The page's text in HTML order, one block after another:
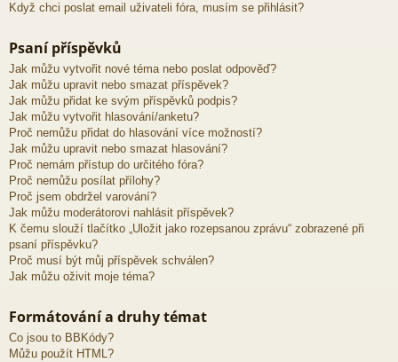
Když chci poslat email uživateli fóra, musím se přihlásit?
Psaní příspěvků
Jak můžu vytvořit nové téma nebo poslat odpověď?
Jak můžu upravit nebo smazat příspěvek?
Jak můžu přidat ke svým příspěvků podpis?
Jak můžu vytvořit hlasování/anketu?
Proč nemůžu přidat do hlasování více možností?
Jak můžu upravit nebo smazat hlasování?
Proč nemám přístup do určitého fóra?
Proč nemůžu posílat přílohy?
Proč jsem obdržel varování?
Jak můžu moderátorovi nahlásit příspěvek?
K čemu slouží tlačítko „Uložit jako rozepsanou zprávu“ zobrazené při
psaní příspěvku?
Proč musí být můj příspěvek schválen?
Jak můžu oživit moje téma?
Formátování a druhy témat
Co jsou to BBKódy?
Můžu použít HTML?